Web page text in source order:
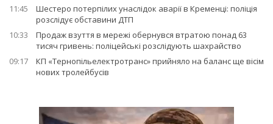
11:45
Шестеро потерпілих унаслідок аварії в Кременці: поліція
розслідує обставини ДТП
10:33
Продаж взуття в мережі обернувся втратою понад 63
тисяч гривень: поліцейські розслідують шахрайство
09:17
КП «Тернопільелектротранс» прийняло на баланс ще вісім
нових тролейбусів